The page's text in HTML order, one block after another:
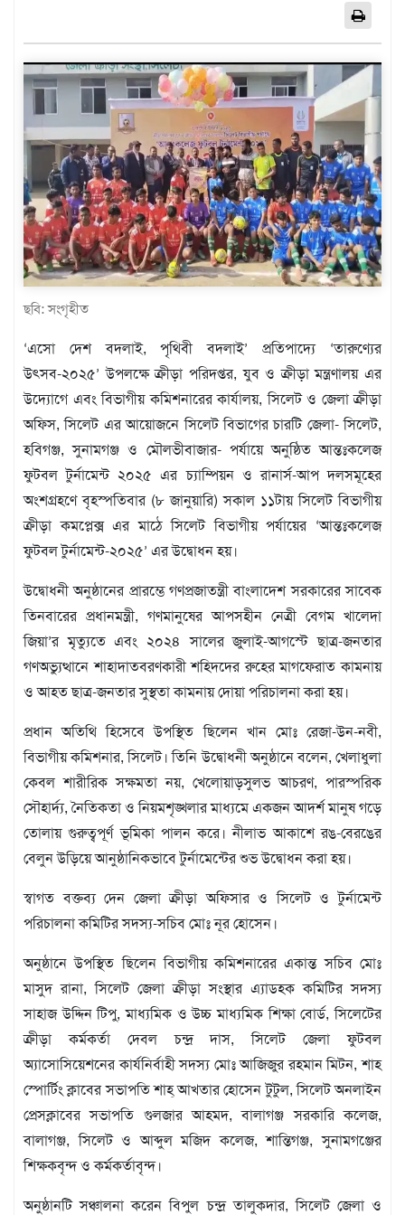
ইউরোপ
উত্তর
আমেরিকা
দক্ষিণ
আমেরিকা
ওশেনিয়া
এন্টারটিকা
বিনোদন
ভিডিও
তথ্য
প্রযুক্তি
মতামত
শিল্প
সাহিত্য
আইন
আদালত
অর্থনীতি
স্বাস্থ্য
লাইফস্টাইল
প্রবাস
শিক্ষা
ও
সংস্কৃতি
ধর্ম
গনমাধ্যম
সংবাদ
চাকুরী
ছবি: সংগৃহীত
‘এসো দেশ বদলাই, পৃথিবী বদলাই’ প্রতিপাদ্যে ‘তারুণ্যের
উৎসব-২০২৫’ উপলক্ষে ক্রীড়া পরিদপ্তর, যুব ও ক্রীড়া মন্ত্রণালয় এর
উদ্যোগে এবং বিভাগীয় কমিশনারের কার্যালয়, সিলেট ও জেলা ক্রীড়া
অফিস, সিলেট এর আয়োজনে সিলেট বিভাগের চারটি জেলা- সিলেট,
হবিগঞ্জ, সুনামগঞ্জ ও মৌলভীবাজার- পর্যায়ে অনুষ্ঠিত আন্তঃকলেজ
ফুটবল টুর্নামেন্ট ২০২৫ এর চ্যাম্পিয়ন ও রানার্স-আপ দলসমূহের
অংশগ্রহণে বৃহস্পতিবার (৮ জানুয়ারি) সকাল ১১টায় সিলেট বিভাগীয়
ক্রীড়া কমপ্লেক্স এর মাঠে সিলেট বিভাগীয় পর্যায়ের ‘আন্তঃকলেজ
ফুটবল টুর্নামেন্ট-২০২৫’ এর উদ্বোধন হয়।
উদ্বোধনী অনুষ্ঠানের প্রারম্ভে গণপ্রজাতন্ত্রী বাংলাদেশ সরকারের সাবেক
তিনবারের প্রধানমন্ত্রী, গণমানুষের আপসহীন নেত্রী বেগম খালেদা
জিয়া’র মৃত্যুতে এবং ২০২৪ সালের জুলাই-আগস্টে ছাত্র-জনতার
গণঅভ্যুত্থানে শাহাদাতবরণকারী শহিদদের রুহের মাগফেরাত কামনায়
ও আহত ছাত্র-জনতার সুস্থতা কামনায় দোয়া পরিচালনা করা হয়।
প্রধান অতিথি হিসেবে উপস্থিত ছিলেন খান মোঃ রেজা-উন-নবী,
বিভাগীয় কমিশনার, সিলেট। তিনি উদ্বোধনী অনুষ্ঠানে বলেন, খেলাধুলা
কেবল শারীরিক সক্ষমতা নয়, খেলোয়াড়সুলভ আচরণ, পারস্পরিক
সৌহার্দ্য, নৈতিকতা ও নিয়মশৃঙ্খলার মাধ্যমে একজন আদর্শ মানুষ গড়ে
তোলায় গুরুত্বপূর্ণ ভূমিকা পালন করে। নীলাভ আকাশে রঙ-বেরঙের
বেলুন উড়িয়ে আনুষ্ঠানিকভাবে টুর্নামেন্টের শুভ উদ্বোধন করা হয়।
স্বাগত বক্তব্য দেন জেলা ক্রীড়া অফিসার ও সিলেট ও টুর্নামেন্ট
পরিচালনা কমিটির সদস্য-সচিব মোঃ নূর হোসেন।
অনুষ্ঠানে উপস্থিত ছিলেন বিভাগীয় কমিশনারের একান্ত সচিব মোঃ
মাসুদ রানা, সিলেট জেলা ক্রীড়া সংস্থার এ্যাডহক কমিটির সদস্য
সাহাজ উদ্দিন টিপু, মাধ্যমিক ও উচ্চ মাধ্যমিক শিক্ষা বোর্ড, সিলেটের
ক্রীড়া কর্মকর্তা দেবল চন্দ্র দাস, সিলেট জেলা ফুটবল
অ্যাসোসিয়েশনের কার্যনির্বাহী সদস্য মোঃ আজিজুর রহমান মিটন, শাহ
স্পোর্টিং ক্লাবের সভাপতি শাহ্ আখতার হোসেন টুটুল, সিলেট অনলাইন
প্রেসক্লাবের সভাপতি গুলজার আহমদ, বালাগঞ্জ সরকারি কলেজ,
বালাগঞ্জ, সিলেট ও আব্দুল মজিদ কলেজ, শান্তিগঞ্জ, সুনামগঞ্জের
শিক্ষকবৃন্দ ও কর্মকর্তাবৃন্দ।
অনুষ্ঠানটি সঞ্চালনা করেন বিপুল চন্দ্র তালুকদার, সিলেট জেলা ও